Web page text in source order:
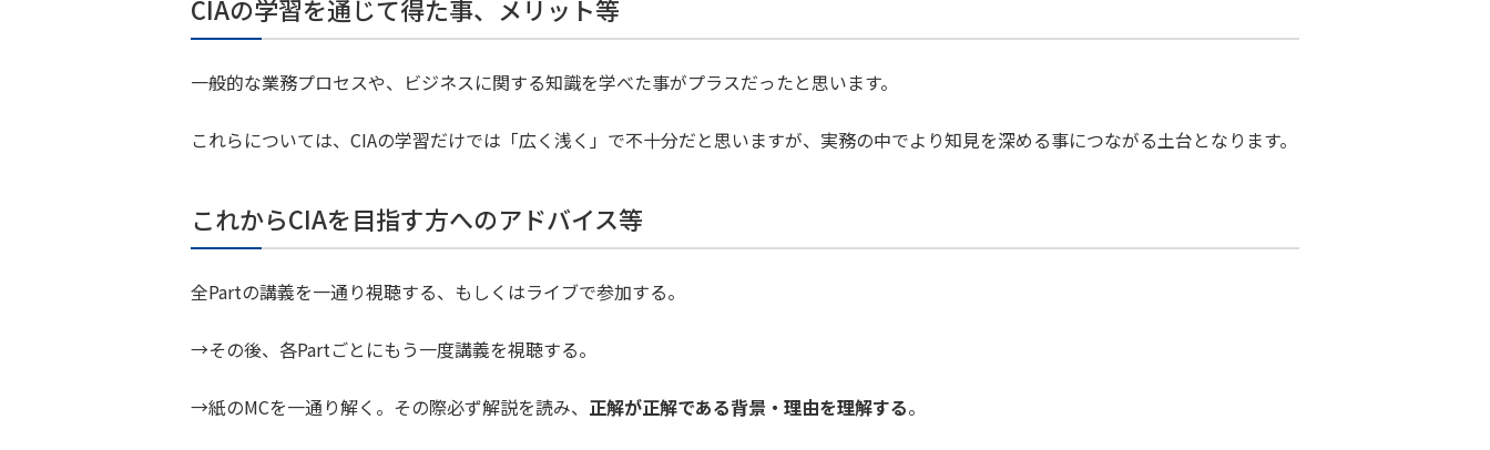
CIAの学習を通じて得た事、メリット等
一般的な業務プロセスや、ビジネスに関する知識を学べた事がプラスだったと思います。
これらについては、CIAの学習だけでは「広く浅く」で不十分だと思いますが、実務の中でより知見を深める事につながる土台となります。
これからCIAを目指す方へのアドバイス等
全Partの講義を一通り視聴する、もしくはライブで参加する。
→その後、各Partごとにもう一度講義を視聴する。
→紙のMCを一通り解く。その際必ず解説を読み、 正解が正解である背景・理由を理解する。